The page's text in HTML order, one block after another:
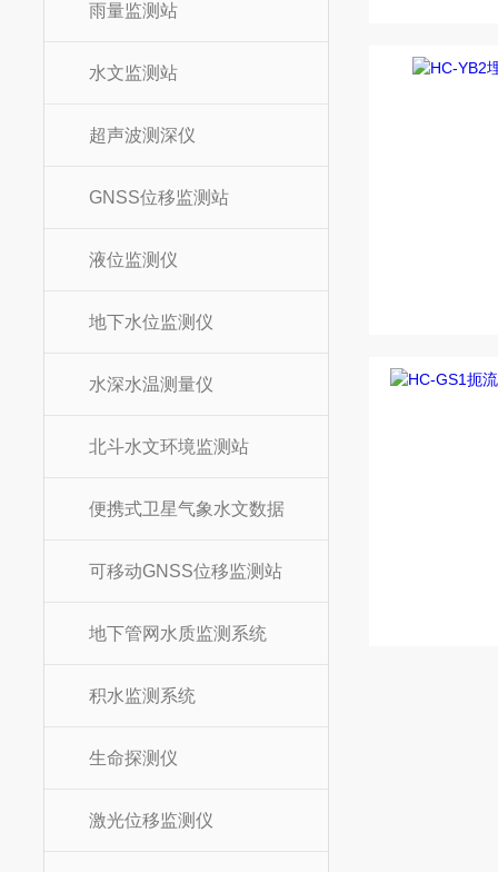
雨量监测站
水文监测站
超声波测深仪
GNSS位移监测站
液位监测仪
地下水位监测仪
水深水温测量仪
北斗水文环境监测站
便携式卫星气象水文数据
可移动GNSS位移监测站
地下管网水质监测系统
积水监测系统
生命探测仪
激光位移监测仪